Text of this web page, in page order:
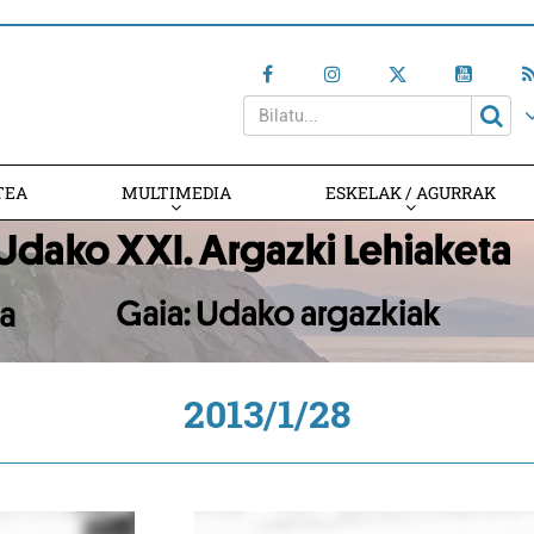
MULTIMEDIA ESKELAK / AGURRAK
2013/1/28